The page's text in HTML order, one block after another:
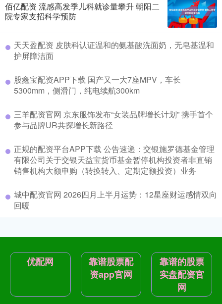
佰亿配资 流感高发季儿科就诊量攀升 朝阳二
院专家支招科学预防
天天盈配资 皮肤科认证温和的氨基酸洗面奶，无皂基温和
护屏障洁面
股鑫宝配资APP下载 国产又一大7座MPV，车长
5300mm，侧滑门，纯电续航300km
三羊配资官网 京东服饰发布“女装品牌增长计划” 携手首个
参与品牌UR共探增长新路径
正规的配资平台APP下载 公告速递：交银施罗德基金管理
有限公司关于交银天益宝货币基金暂停机构投资者非直销
销售机构大额申购（转换转入、定期定额投资）业务
城中配资官网 2026四月上半月运势：12星座财运感情双向
回暖
优配网
靠谱股票配
资app官网
靠谱的股票
实盘配资官
网